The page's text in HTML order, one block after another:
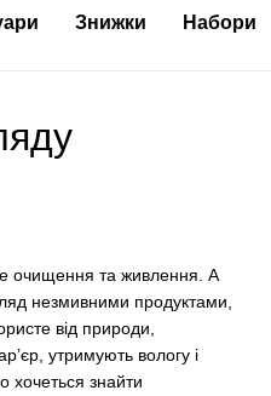
Знижки Набори
очищення та живлення. А
незмивними продуктами,
від природи,
утримують вологу і
хочеться знайти